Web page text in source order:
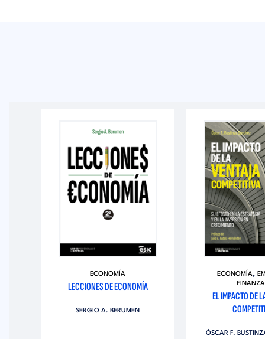
ECONOMÍA
LECCIONES DE ECONOMÍA
SERGIO A. BERUMEN
ECONOMÍA,
EL IMPACTO DE
ÓSCAR F.